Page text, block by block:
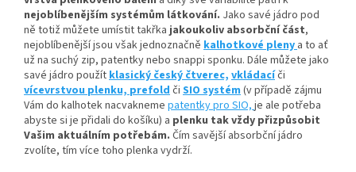
nejoblíbenějším systémům látkování. Jako savé jádro pod
ně totiž můžete umístittakřkajakoukoliv absorbčníčást,
nejoblíbenější jsou však jednoznačně kalhotkové pleny a to ať
už na suchý zip, patentky nebo snappi sponku. Dále můžete jako
savé jádro použítklasický český čtverec, vkládacíči
vícevrstvou plenku,prefoldči SIO systém(v případě zájmu
Vám do kalhotek nacvakneme patentky pro SIO,je ale potřeba
abyste si je přidali do košíku) a plenku tak vždy přizpůsobit
Vašim aktuálním potřebám. Čím savější absorbční jádro
zvolíte, tím více toho plenka vydrží.